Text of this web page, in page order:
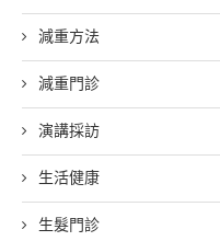
減重方法
減重門診
演講採訪
生活健康
生髮門診